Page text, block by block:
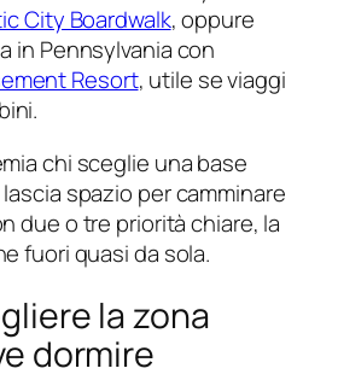
City Boardwalk, oppure
in Pennsylvania con
Resort, utile se viaggi
chi sceglie una base
spazio per camminare
due o tre priorità chiare, la
fuori quasi da sola.
la zona
dormire